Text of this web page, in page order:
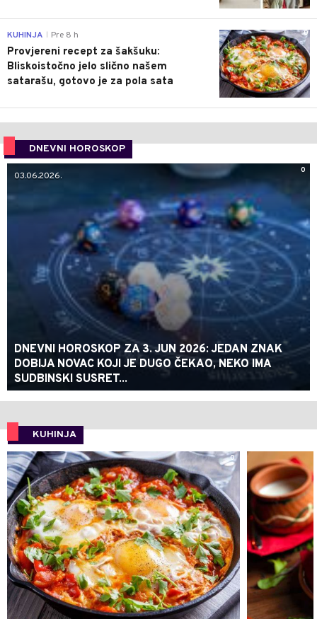
0
KUHINJA Pre 8 h
Provjereni recept za šakšuku:
Bliskoistočno jelo slično našem
satarašu, gotovo je za pola sata
DNEVNI HOROSKOP
0
03.06.2026.
DNEVNI HOROSKOP ZA 3. JUN 2026: JEDAN ZNAK
DOBIJA NOVAC KOJI JE DUGO ČEKAO, NEKO IMA
SUDBINSKI SUSRET...
KUHINJA
0